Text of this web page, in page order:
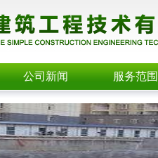
公司新闻 服务范围